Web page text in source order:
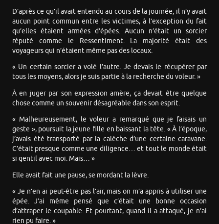
D’après ce qu’il avait entendu au cours de la journée, il n’y avait
aucun point commun entre les victimes, à l’exception du fait
qu’elles étaient armées d’épées. Aucun n’était un sorcier
réputé comme le Ressentiment. La majorité était des
voyageurs qui n’étaient même pas des locaux.
« Un certain sorcier a volé l’autre. Je devais le récupérer par
tous les moyens, alors je suis partie à la recherche du voleur. »
À en juger par son expression amère, ça devait être quelque
chose comme un souvenir désagréable dans son esprit.
« Malheureusement, le voleur a remarqué que je faisais un
geste », poursuit la jeune fille en baissant la tête. « À l’époque,
j’avais été transporté par la calèche d’une certaine caravane.
C’était presque comme une diligence… et tout le monde était
si gentil avec moi. Mais… »
Elle avait fait une pause, se mordant la lèvre.
« Je n’en ai peut-être pas l’air, mais on m’a appris à utiliser une
épée. J’ai même pensé que c’était une bonne occasion
d’attraper le coupable. Et pourtant, quand il a attaqué, je n’ai
rien pu faire. »